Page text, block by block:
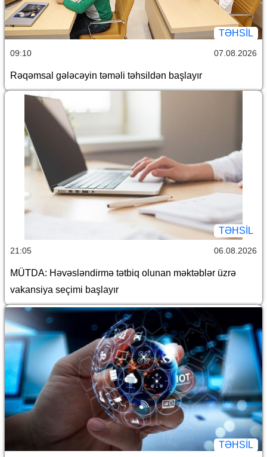
TƏHSIL
09:10 07.08.2026
Rəqəmsal gələcəyin təməli təhsildən başlayır
TƏHSIL
21:05 06.08.2026
MÜTDA: Həvəsləndirmə tətbiq olunan məktəblər üzrə
vakansiya seçimi başlayır
TƏHSIL